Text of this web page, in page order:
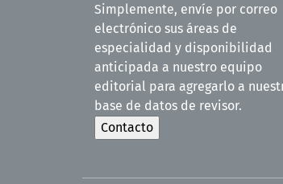
Simplemente, envíe por correo
electrónico sus áreas de
especialidad y disponibilidad
anticipada a nuestro equipo
editorial para agregarlo a
base de datos de revisor.